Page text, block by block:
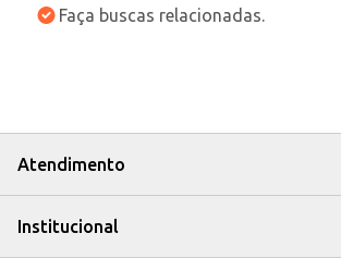
Faça buscas relacionadas.
Atendimento
Institucional